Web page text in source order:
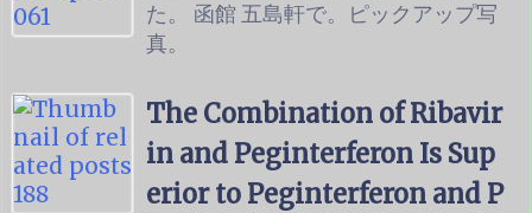
た。 函館 五島軒で。ピックアップ写
真。
The Combination of Ribavir
in and Peginterferon Is Sup
erior to Peginterferon and P